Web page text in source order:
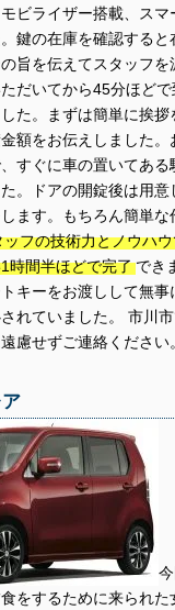
ビライザー搭載、スマ
鍵の在庫を確認すると
旨を伝えてスタッフを
だいてから45分ほどで
た。まずは簡単に挨
額をお伝えしました。
すぐに車の置いてある
。ドアの開錠後は用意
ます。もちろん簡単な
ッフの技術力とノウハ
時間半ほどで完了でき
キーをお渡しして無事
れていました。 市川
慮せずご連絡ください。
をするために来られ